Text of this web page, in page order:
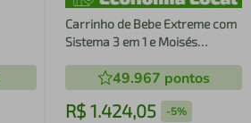
Carrinho de Bebe Extreme com
Sistema 3 em 1 e Moisés
49.967 pontos
R$ 1.424,05 -5%